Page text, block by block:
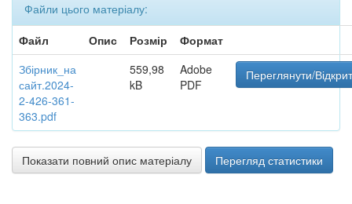
Файли цього матеріалу:
Файл
Опис Розмір
Формат
Збірник_на
сайт.2024-
2-426-361-
363.pdf
559,98
kB
Adobe
PDF
Переглянути/
Показати повний опис матеріалу Перегляд статистики